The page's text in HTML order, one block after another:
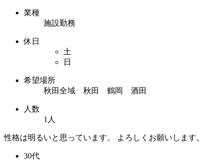
業種
施設勤務
休日
土
日
希望場所
秋田全域 秋田 鶴岡 酒田
人数
1人
性格は明るいと思っています。 よろしくお願いします。
30代